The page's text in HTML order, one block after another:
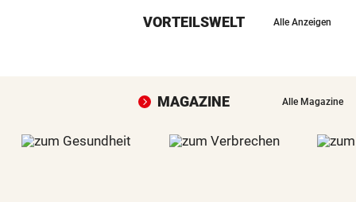
VORTEILSWELT Alle Anzeigen
MAGAZINE Alle Magazine